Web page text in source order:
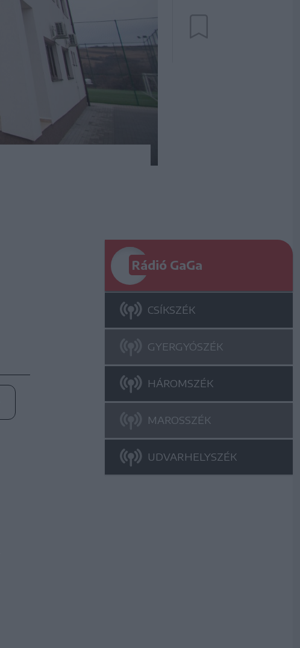
Rádió GaGa
CSÍKSZÉK
GYERGYÓSZÉK
HÁROMSZÉK
MAROSSZÉK
UDVARHELYSZÉK